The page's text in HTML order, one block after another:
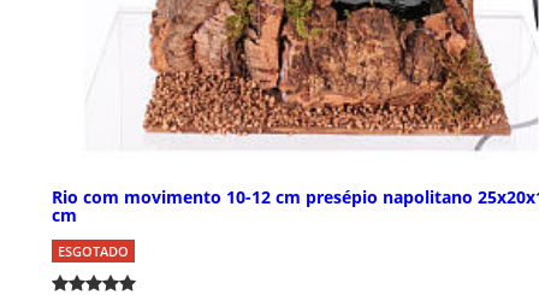
Rio com movimento 10-12 cm presépio napolitano
cm
ESGOTADO